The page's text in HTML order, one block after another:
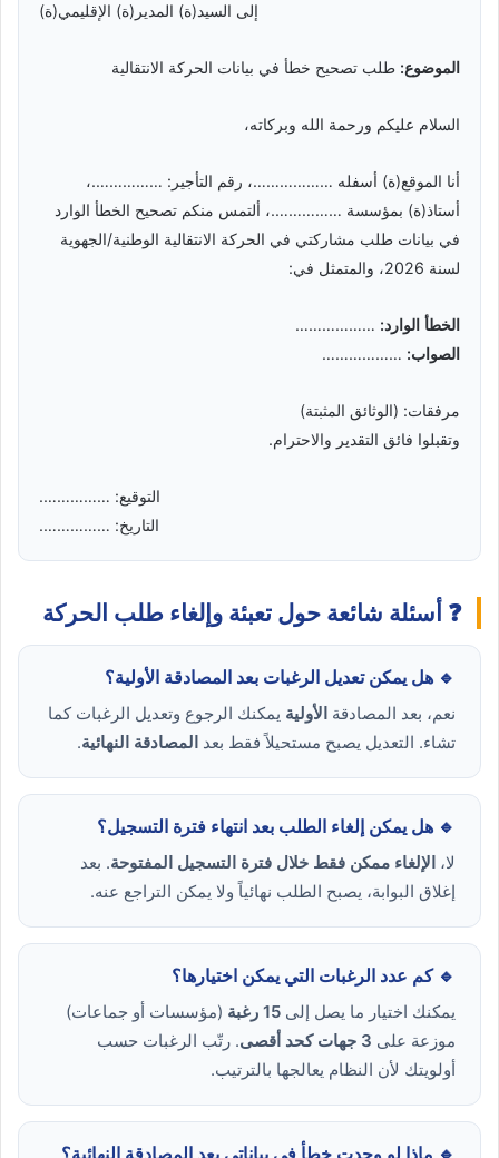
إلى السيد(ة) المدير(ة) الإقليمي(ة)
الموضوع: طلب تصحيح خطأ في بيانات الحركة الانتقالية
السلام عليكم ورحمة الله وبركاته،
أنا الموقع(ة) أسفله ………………، رقم التأجير: …………….،
أستاذ(ة) بمؤسسة …………….، ألتمس منكم تصحيح الخطأ الوارد
في بيانات طلب مشاركتي في الحركة الانتقالية الوطنية/الجهوية
لسنة 2026، والمتمثل في:
الخطأ الوارد: ………………
الصواب: ………………
مرفقات: (الوثائق المثبتة)
وتقبلوا فائق التقدير والاحترام.
التوقيع: …………….
التاريخ: …………….
❓ أسئلة شائعة حول تعبئة وإلغاء طلب الحركة
🔹 هل يمكن تعديل الرغبات بعد المصادقة الأولية؟
نعم، بعد المصادقة الأولية يمكنك الرجوع وتعديل الرغبات كما
تشاء. التعديل يصبح مستحيلاً فقط بعد المصادقة النهائية.
🔹 هل يمكن إلغاء الطلب بعد انتهاء فترة التسجيل؟
لا، الإلغاء ممكن فقط خلال فترة التسجيل المفتوحة. بعد
إغلاق البوابة، يصبح الطلب نهائياً ولا يمكن التراجع عنه.
🔹 كم عدد الرغبات التي يمكن اختيارها؟
يمكنك اختيار ما يصل إلى 15 رغبة
(مؤسسات أو جماعات)
موزعة على 3 جهات كحد أقصى
. رتّب الرغبات حسب
أولويتك لأن النظام يعالجها بالترتيب.